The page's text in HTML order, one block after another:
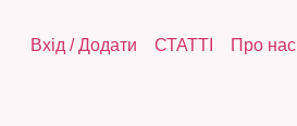
Вхід /Додати СТАТТІ Про нас